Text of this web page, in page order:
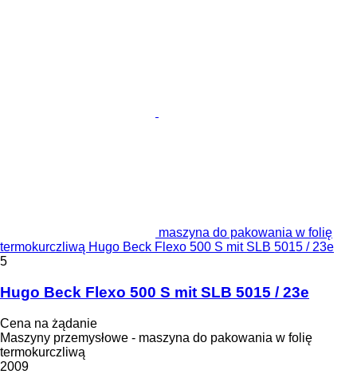
maszyna do pakowania w folię
termokurczliwą Hugo Beck Flexo 500 S mit SLB 5015 / 23e
5
Hugo Beck Flexo 500 S mit SLB 5015 / 23e
Cena na żądanie
Maszyny przemysłowe - maszyna do pakowania w folię
termokurczliwą
2009